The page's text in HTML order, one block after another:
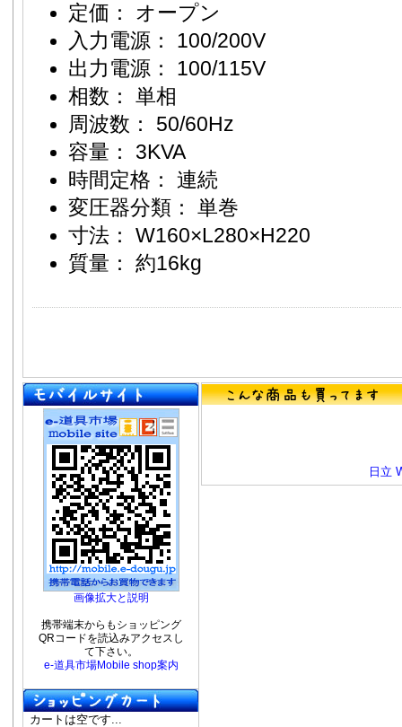
定価： オープン
入力電源： 100/200V
出力電源： 100/115V
相数： 単相
周波数： 50/60Hz
容量： 3KVA
時間定格： 連続
変圧器分類： 単巻
寸法： W160×L280×H220
質量： 約16kg
画像拡大と説明
携帯端末からもショッピング
QRコードを読込みアクセスし
て下さい。
e-道具市場Mobile shop案内
カートは空です...
日立